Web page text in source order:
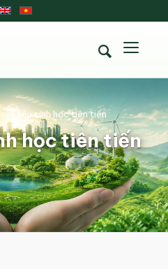
học tiên tiến
liệu sinh học tiên tiến